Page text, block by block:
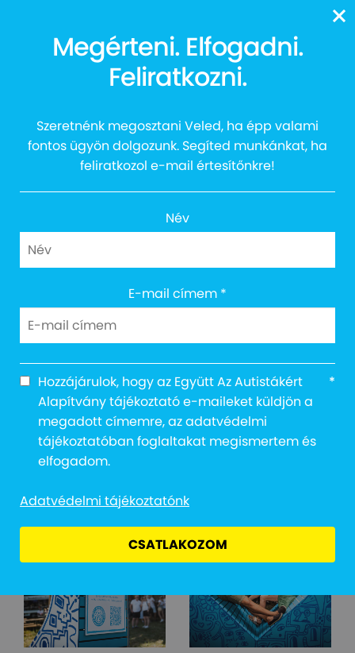
Paloznaki Jazzpiknik
Megérteni. Elfogadni.
Feliratkozni.
Szeretnénk megosztani Veled, ha épp valami
fontos ügyön dolgozunk. Segíted munkánkat, ha
feliratkozol e-mail értesítőnkre!
Név
E-mail címem *
Hozzájárulok, hogy az Együtt Az Autistákért
Alapítvány tájékoztató e-maileket küldjön a
megadott címemre, az adatvédelmi
tájékoztatóban foglaltakat megismertem és
elfogadom.
*
Adatvédelmi tájékoztatónk
CSATLAKOZOM